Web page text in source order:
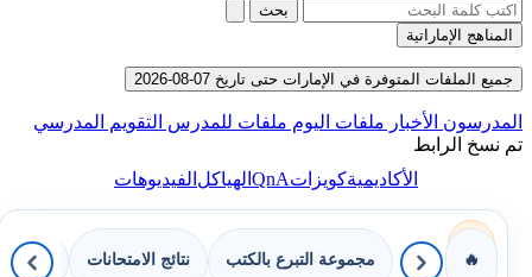
بحث
المناهج الإماراتية
جميع الملفات المتوفرة في الإمارات حتى تاريخ 07-08-2026
المدرسون الأخبار ملفات اليوم ملفات للمدرس التقويم المدرسي
تم نسخ الرابط
الأكاديميةكويزاتQnAالهياكلالفيديوهات
🔥 مجموعة التبرع بالكتب نتائج الامتحانات